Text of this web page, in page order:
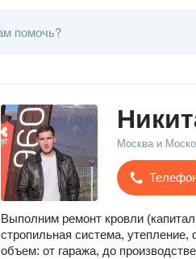
Москва и
Выполним ремонт кровли
стропильная система,
объем: от гаража, до